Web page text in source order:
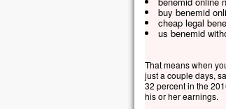
buy benemid
cheap legal
us benemid
That means when
just a couple days,
32 percent in the
his or her earnings.